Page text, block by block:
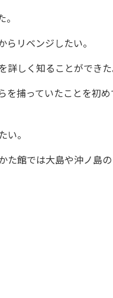
リベンジしたい。
詳しく知ることができ
を捕っていたことを初め
い。
た館では大島や沖ノ島